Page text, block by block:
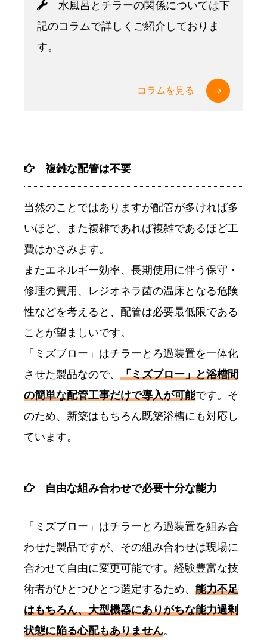
水風呂とチラーの関係については下
記のコラムで詳しくご紹介しておりま
す。
コラムを見る
複雑な配管は不要
当然のことではありますが配管が多ければ多
いほど、また複雑であれば複雑であるほど工
費はかさみます。
またエネルギー効率、長期使用に伴う保守・
修理の費用、レジオネラ菌の温床となる危険
性などを考えると、配管は必要最低限である
ことが望ましいです。
「ミズブロー」はチラーとろ過装置を一体化
させた製品なので、 「ミズブロー」と浴槽間
の簡単な配管工事だけで導入が可能です。そ
のため、新築はもちろん既築浴槽にも対応し
ています。
自由な組み合わせで必要十分な能力
「ミズブロー」はチラーとろ過装置を組み合
わせた製品ですが、その組み合わせは現場に
合わせて自由に変更可能です。経験豊富な技
術者がひとつひとつ選定するため、 能力不足
はもちろん、大型機器にありがちな能力過剰
状態に陥る心配もありません。